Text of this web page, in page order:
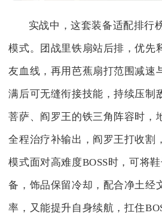
实战中，这套装备适配排行
模式。团战里铁扇站后排，优先
友血线，再用芭蕉扇打范围减速
满后可无缝衔接技能，持续压制
菩萨、阎罗王的铁三角阵容时，
全程治疗补输出，阎罗王打收割
模式面对高难度BOSS时，可将
备，饰品保留冷却，配合净土经
率，又能提升自身续航，扛住